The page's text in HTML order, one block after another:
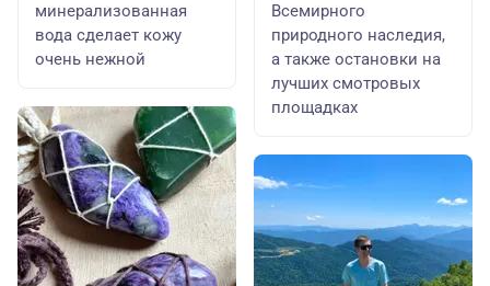
минерализованная
вода сделает кожу
очень нежной
Всемирного
природного наследия,
а также остановки на
лучших смотровых
площадках